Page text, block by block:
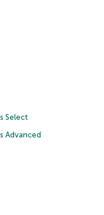
Select
Advanced